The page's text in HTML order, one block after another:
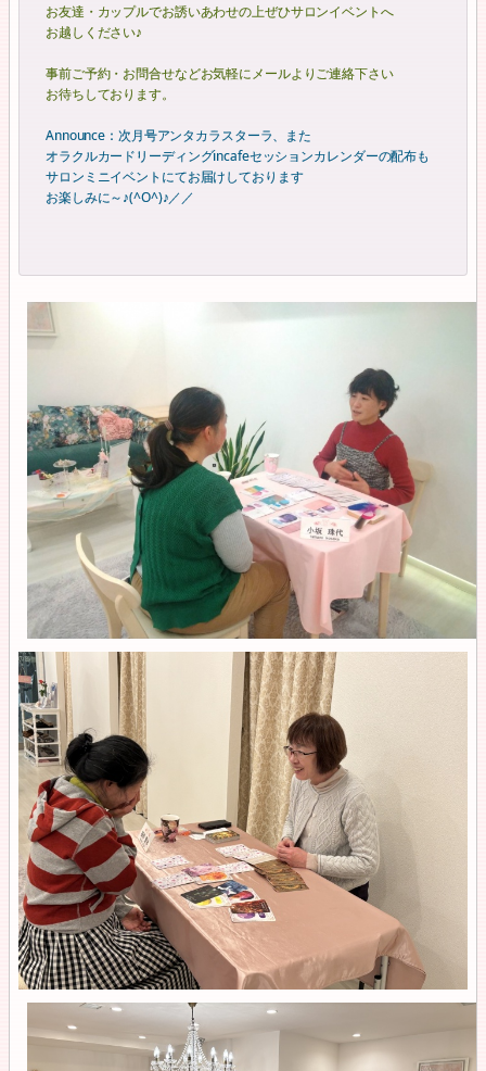
お友達・カップルでお誘いあわせの上ぜひサロンイベントへ
お越しください♪
事前ご予約・お問合せなどお気軽にメールよりご連絡下さい
お待ちしております。
Announce：次月号アンタカラスターラ、また
オラクルカードリーディングincafeセッションカレンダーの配布も
サロンミニイベントにてお届けしております
お楽しみに～♪(^O^)♪／／